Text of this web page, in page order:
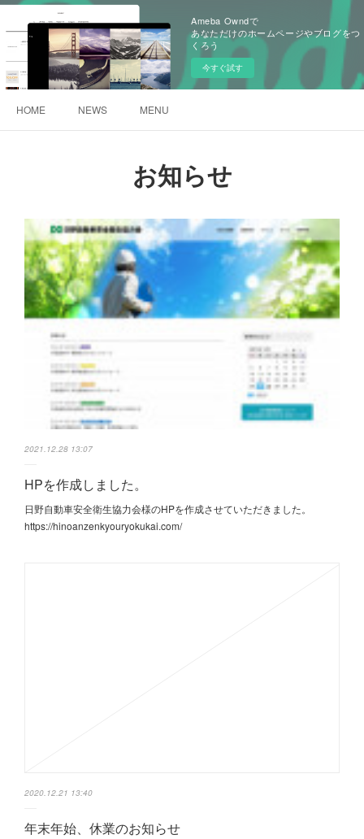
Ameba Owndで
あなただけのホームページやブログをつ
くろう
今すぐ試す
HOME NEWS MENU
お知らせ
2021.12.28 13:07
HPを作成しました。
日野自動車安全衛生協力会様のHPを作成させていただきました。
https://hinoanzenkyouryokukai.com/
2020.12.21 13:40
年末年始、休業のお知らせ